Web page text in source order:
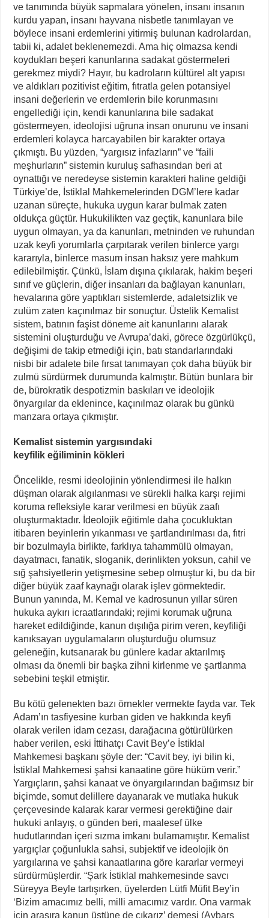
ve tanımında büyük sapmalara yönelen, insanı insanın
kurdu yapan, insanı hayvana nisbetle tanımlayan ve
böylece insani erdemlerini yitirmiş bulunan kadrolardan,
tabii ki, adalet beklenemezdi. Ama hiç olmazsa kendi
koydukları beşeri kanunlarına sadakat göstermeleri
gerekmez miydi? Hayır, bu kadroların kültürel alt yapısı
ve aldıkları pozitivist eğitim, fıtratla gelen potansiyel
insani değerlerin ve erdemlerin bile korunmasını
engellediği için, kendi kanunlarına bile sadakat
göstermeyen, ideolojisi uğruna insan onurunu ve insani
erdemleri kolayca harcayabilen bir karakter ortaya
çıkmıştı. Bu yüzden, “yargısız infazların” ve “faili
meşhurların” sistemin kuruluş safhasından beri at
oynattığı ve neredeyse sistemin karakteri haline geldiği
Türkiye’de, İstiklal Mahkemelerinden DGM’lere kadar
uzanan süreçte, hukuka uygun karar bulmak zaten
oldukça güçtür. Hukukilikten vaz geçtik, kanunlara bile
uygun olmayan, ya da kanunları, metninden ve ruhundan
uzak keyfi yorumlarla çarpıtarak verilen binlerce yargı
kararıyla, binlerce masum insan haksız yere mahkum
edilebilmiştir. Çünkü, İslam dışına çıkılarak, hakim beşeri
sınıf ve güçlerin, diğer insanları da bağlayan kanunları,
hevalarına göre yaptıkları sistemlerde, adaletsizlik ve
zulüm zaten kaçınılmaz bir sonuçtur. Üstelik Kemalist
sistem, batının faşist döneme ait kanunlarını alarak
sistemini oluşturduğu ve Avrupa’daki, görece özgürlükçü,
değişimi de takip etmediği için, batı standarlarındaki
nisbi bir adalete bile fırsat tanımayan çok daha büyük bir
zulmü sürdürmek durumunda kalmıştır. Bütün bunlara bir
de, bürokratik despotizmin baskıları ve ideolojik
önyargılar da eklenince, kaçınılmaz olarak bu günkü
manzara ortaya çıkmıştır.
Kemalist sistemin yargısındaki
keyfilik eğiliminin kökleri
Öncelikle, resmi ideolojinin yönlendirmesi ile halkın
düşman olarak algılanması ve sürekli halka karşı rejimi
koruma refleksiyle karar verilmesi en büyük zaafı
oluşturmaktadır. İdeolojik eğitimle daha çocukluktan
itibaren beyinlerin yıkanması ve şartlandırılması da, fıtri
bir bozulmayla birlikte, farklıya tahammülü olmayan,
dayatmacı, fanatik, sloganik, derinlikten yoksun, cahil ve
sığ şahsiyetlerin yetişmesine sebep olmuştur ki, bu da bir
diğer büyük zaaf kaynağı olarak işlev görmektedir.
Bunun yanında, M. Kemal ve kadrosunun yıllar süren
hukuka aykırı icraatlarındaki; rejimi korumak uğruna
hareket edildiğinde, kanun dışılığa pirim veren, keyfiliği
kanıksayan uygulamaların oluşturduğu olumsuz
geleneğin, kutsanarak bu günlere kadar aktarılmış
olması da önemli bir başka zihni kirlenme ve şartlanma
sebebini teşkil etmiştir.
Bu kötü gelenekten bazı örnekler vermekte fayda var. Tek
Adam’ın tasfiyesine kurban giden ve hakkında keyfi
olarak verilen idam cezası, darağacına götürülürken
haber verilen, eski İttihatçı Cavit Bey’e İstiklal
Mahkemesi başkanı şöyle der: “Cavit bey, iyi bilin ki,
İstiklal Mahkemesi şahsi kanaatine göre hüküm verir.”
Yargıçların, şahsi kanaat ve önyargılarından bağımsız bir
biçimde, somut delillere dayanarak ve mutlaka hukuk
çerçevesinde kalarak karar vermesi gerektiğine dair
hukuki anlayış, o günden beri, maalesef ülke
hudutlarından içeri sızma imkanı bulamamıştır. Kemalist
yargıçlar çoğunlukla sahsi, subjektif ve ideolojik ön
yargılarına ve şahsi kanaatlarına göre kararlar vermeyi
sürdürmüşlerdir. “Şark İstiklal mahkemesinde savcı
Süreyya Beyle tartışırken, üyelerden Lütfi Müfit Bey’in
‘Bizim amacımız belli, milli amacımız vardır. Ona varmak
için arasıra kanun üstüne de çıkarız’ demesi (Aybars